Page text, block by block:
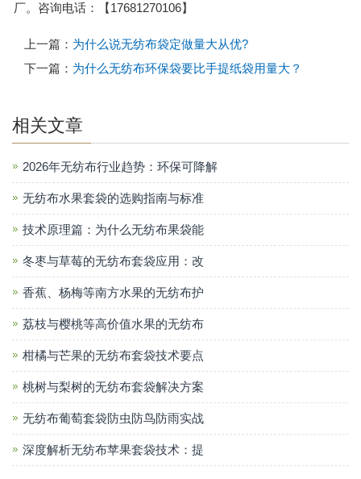
厂。咨询电话：【17681270106】
上一篇： 为什么说无纺布袋定做量大从优?
下一篇： 为什么无纺布环保袋要比手提纸袋用量大？
相关文章
2026年无纺布行业趋势：环保可降解
无纺布水果套袋的选购指南与标准
技术原理篇：为什么无纺布果袋能
冬枣与草莓的无纺布套袋应用：改
香蕉、杨梅等南方水果的无纺布护
荔枝与樱桃等高价值水果的无纺布
柑橘与芒果的无纺布套袋技术要点
桃树与梨树的无纺布套袋解决方案
无纺布葡萄套袋防虫防鸟防雨实战
深度解析无纺布苹果套袋技术：提